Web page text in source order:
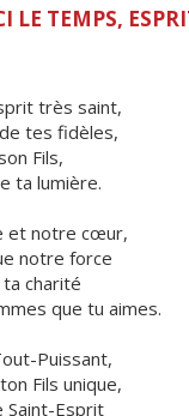
LE TEMPS,
très saint,
tes fidèles,
Fils,
ta lumière.
et notre cœur,
notre force
charité
que tu aimes.
Puissant,
Fils unique,
Saint-Esprit